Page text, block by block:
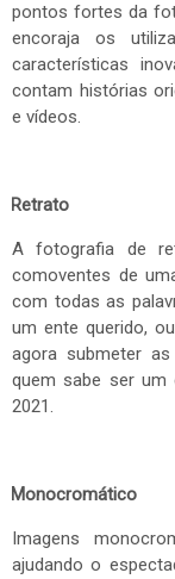
pontos fortes da
encoraja os
características
contam histórias
e vídeos.
Retrato
A fotografia de
comoventes de
com todas as
um ente querido,
agora submeter
quem sabe ser um
2021.
Monocromático
Imagens
ajudando o